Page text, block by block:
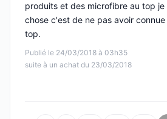
Publié le 24/03/2018 à 03h35
suite à un achat du 23/03/2018
produits et des microfibre au top
chose c'est de ne pas avoir
top.